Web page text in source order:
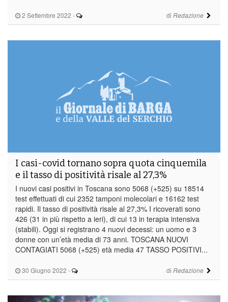
2 Settembre 2022 - di Redazione
30 Giugno 2022 - di Redazione
I casi-covid tornano sopra quota cinquemila
e il tasso di positività risale al 27,3%
I nuovi casi positivi in Toscana sono 5068 (+525) su 18514
test effettuati di cui 2352 tamponi molecolari e 16162 test
rapidi. Il tasso di positività risale al 27,3% I ricoverati sono
426 (31 in più rispetto a ieri), di cui 13 in terapia intensiva
(stabili). Oggi si registrano 4 nuovi decessi: un uomo e 3
donne con un’età media di 73 anni. TOSCANA NUOVI
CONTAGIATI 5068 (+525) età media 47 TASSO POSITIVI...